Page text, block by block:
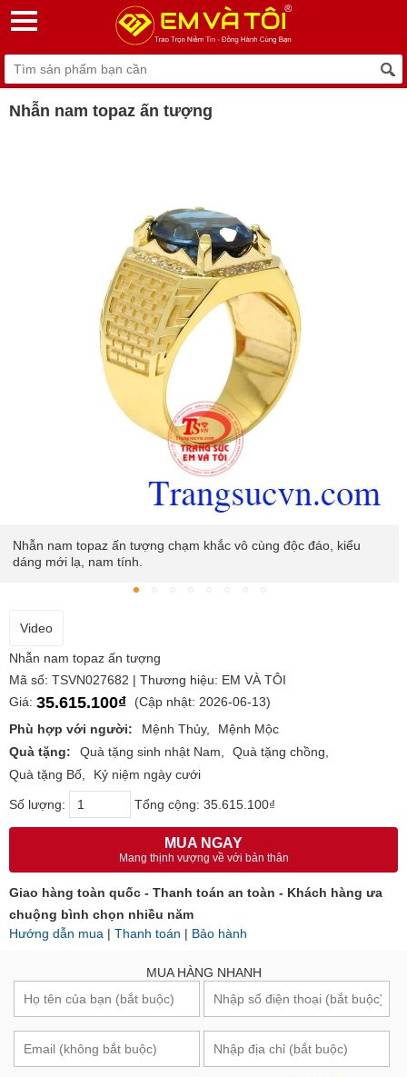
Nhẫn nam topaz ấn tượng
Với điểm nhấn là sắc xanh của viên topaz thiên nhiên giúp phái
mạnh trông nổi bật và hợp thời trang hơn.
Video
Nhẫn nam topaz ấn tượng
Mã số: TSVN027682 | Thương hiệu: EM VÀ TÔI
Giá: 35.615.100₫
(Cập nhật: 2026-06-13)
Phù hợp với người:
Mệnh Thủy
Mệnh Mộc
Quà tặng:
Quà tặng sinh nhật Nam
Quà tặng chồng
Quà tặng Bố
Kỷ niệm ngày cưới
Số lượng: Tổng cộng: 35.615.100₫
MUA NGAY
Mang thịnh vượng về với bản thân
Giao hàng toàn quốc - Thanh toán an toàn - Khách hàng ưa
chuộng bình chọn nhiều năm
Hướng dẫn mua | Thanh toán | Bảo hành
MUA HÀNG NHANH